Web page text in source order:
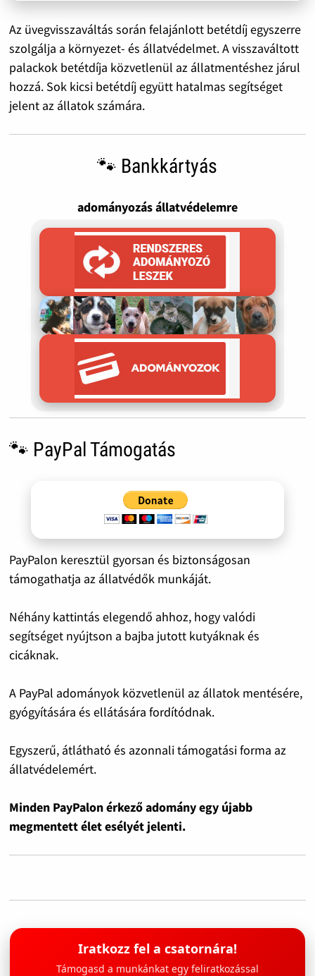
Az üvegvisszaváltás során felajánlott betétdíj egyszerre
szolgálja a környezet- és állatvédelmet. A visszaváltott
palackok betétdíja közvetlenül az állatmentéshez járul
hozzá. Sok kicsi betétdíj együtt hatalmas segítséget
jelent az állatok számára.
🐾 Bankkártyás
adományozás állatvédelemre
🐾 PayPal Támogatás
PayPalon keresztül gyorsan és biztonságosan
támogathatja az állatvédők munkáját.
Néhány kattintás elegendő ahhoz, hogy valódi
segítséget nyújtson a bajba jutott kutyáknak és
cicáknak.
A PayPal adományok közvetlenül az állatok mentésére,
gyógyítására és ellátására fordítódnak.
Egyszerű, átlátható és azonnali támogatási forma az
állatvédelemért.
Minden PayPalon érkező adomány egy újabb
megmentett élet esélyét jelenti.
Iratkozz fel a csatornára!
Támogasd a munkánkat egy feliratkozással